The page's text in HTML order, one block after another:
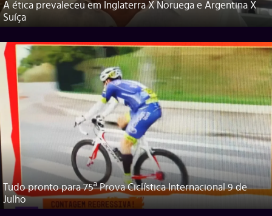
A ética prevaleceu em Inglaterra X Noruega e Argentina X
Suíça
Tudo pronto para 75ª Prova Ciclística Internacional 9 de
Julho